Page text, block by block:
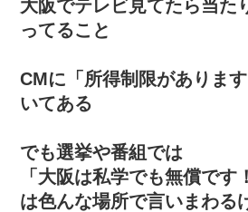
大阪でテレビ見てたら当た
ってること
CMに「所得制限がありま
いてある
でも選挙や番組では
「大阪は私学でも無償です
は色んな場所で言いまわる